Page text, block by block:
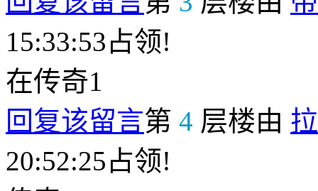
15:33:53占领!
在传奇1
回复该留言第 4 层楼由
20:52:25占领!